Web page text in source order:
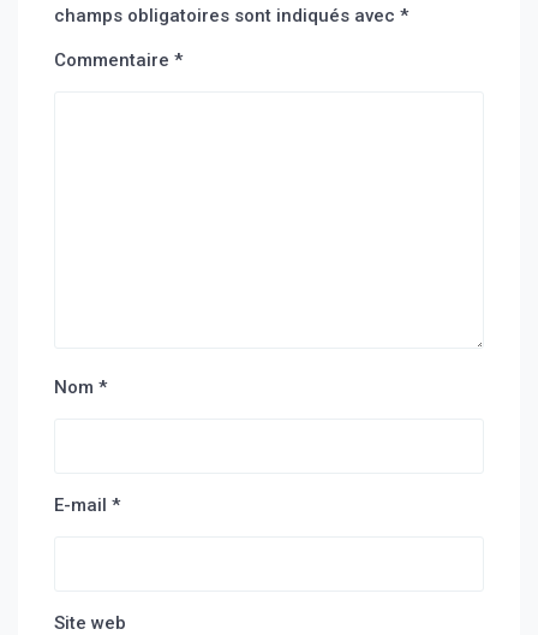
champs obligatoires sont indiqués avec *
Commentaire *
Nom *
E-mail *
Site web